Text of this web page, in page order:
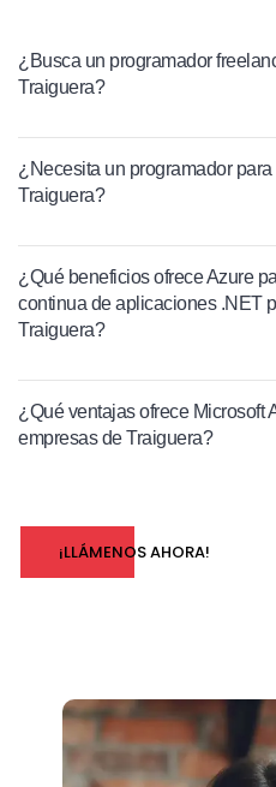
¿Busca un programador
Traiguera?
¿Necesita un programador
Traiguera?
¿Qué beneficios ofrece Azure
continua de aplicaciones .NET
Traiguera?
¿Qué ventajas ofrece Microsoft
empresas de Traiguera?
¡LLÁMENOS AHORA!